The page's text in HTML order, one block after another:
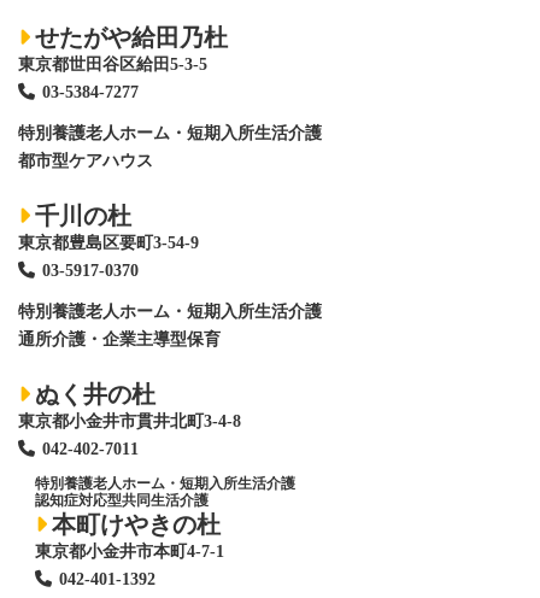
せたがや給田乃杜
東京都世田谷区給田5-3-5
03-5384-7277
特別養護老人ホーム ・短期入所生活介護
都市型ケアハウス
千川の杜
東京都豊島区要町3-54-9
03-5917-0370
特別養護老人ホーム ・短期入所生活介護
通所介護・企業主導型保育
ぬく井の杜
東京都小金井市貫井北町3-4-8
042-402-7011
特別養護老人ホーム ・短期入所生活介護
認知症対応型共同生活介護
本町けやきの杜
東京都小金井市本町4-7-1
042-401-1392